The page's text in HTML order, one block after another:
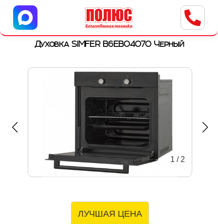
Центр бытовой техники
г. Ульяновск, ул. Пушкарева, 8a
Духовка SIMFER B6EB04070 Черный
1 / 2
ЛУЧШАЯ ЦЕНА